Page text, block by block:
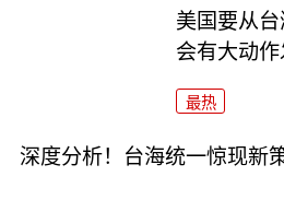
美国要从
会有大动作
最热
深度分析！台海统一惊现新